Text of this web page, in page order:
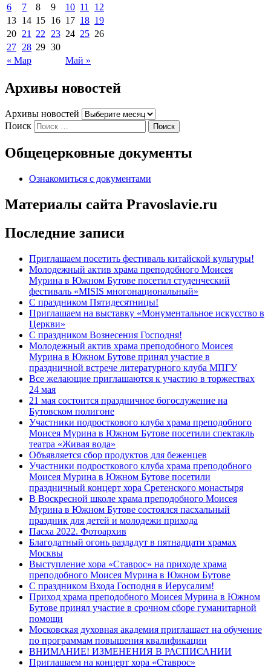
« Мар Май »
6
7 8 9 10 11
12
13 14 15 16 17 18 19
20 21 22 23 24 25 26
27 28 29 30
Архивы новостей
Архивы новостей
Поиск
Общецерковные документы
Ознакомиться с документами
Материалы сайта Pravoslavie.ru
Последние записи
Приглашаем посетить фестиваль китайской культуры!
Молодежный актив храма преподобного Моисея
Мурина в Южном Бутове посетил студенческий
фестиваль «MISIS многонациональный»
С праздником Пятидесятницы!
Приглашаем на выставку «Монументальное искусство в
Церкви»
С праздником Вознесения Господня!
Молодежный актив храма преподобного Моисея
Мурина в Южном Бутове принял участие в
праздничной встрече литературного клуба МПГУ
Все желающие приглашаются к участию в торжествах
24 мая
21 мая состоится праздничное богослужение на
Бутовском полигоне
Участники подросткового клуба храма преподобного
Моисея Мурина в Южном Бутове посетили спектакль
театра «Живая вода»
Объявляется сбор продуктов для беженцев
Участники подросткового клуба храма преподобного
Моисея Мурина в Южном Бутове посетили
праздничный концерт хора Сретенского монастыря
В Воскресной школе храма преподобного Моисея
Мурина в Южном Бутове состоялся пасхальный
праздник для детей и молодежи прихода
Пасха 2022. Фотоархив
Благодатный огонь раздадут в пятнадцати храмах
Москвы
Выступление хора «Ставрос» на приходе храма
преподобного Моисея Мурина в Южном Бутове
С праздником Входа Господня в Иерусалим!
Приход храма преподобного Моисея Мурина в Южном
Бутове принял участие в срочном сборе гуманитарной
помощи
Московская духовная академия приглашает на обучение
по программам повышения квалификации
ВНИМАНИЕ! ИЗМЕНЕНИЯ В РАСПИСАНИИ
Приглашаем на концерт хора «Ставрос»